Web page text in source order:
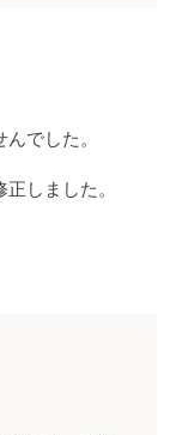
でした。
しました。